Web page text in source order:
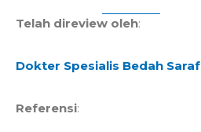
Telah direview oleh:
Dokter Spesialis Bedah Saraf
Referensi: